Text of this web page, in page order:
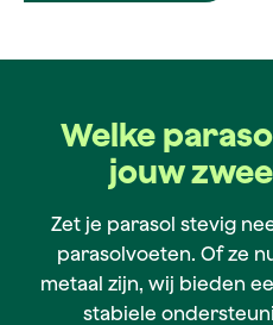
Welke
jouw
Zet je parasol stevig
parasolvoeten. Of ze
metaal zijn, wij bieden
stabiele